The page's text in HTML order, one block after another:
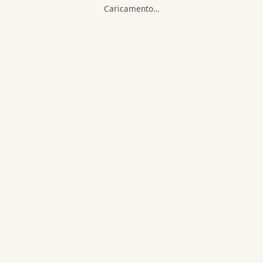
Caricamento…